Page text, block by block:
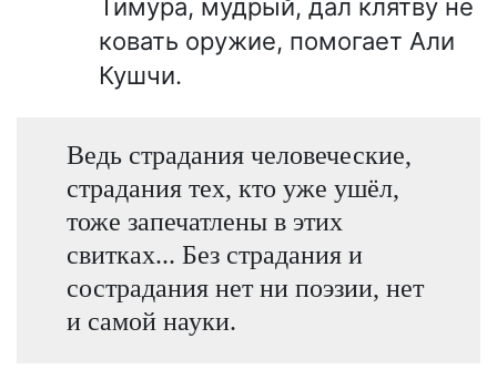
Тимура, мудрый, дал клятву не
ковать оружие, помогает Али
Кушчи.
Ведь страдания человеческие,
страдания тех, кто уже ушёл,
тоже запечатлены в этих
свитках... Без страдания и
сострадания нет ни поэзии, нет
и самой науки.